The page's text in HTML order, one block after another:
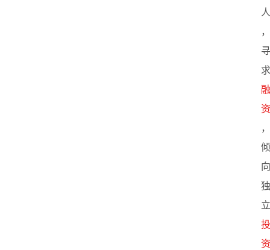
人
，
寻
求
融
资
，
倾
向
独
立
投
资